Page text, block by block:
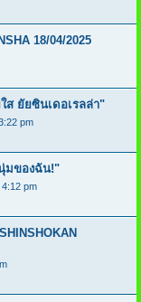
18/04/2025
ส ยัยซินเดอเรลล่า"
pm
มของฉัน!"
pm